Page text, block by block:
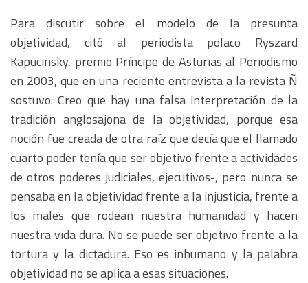
Para discutir sobre el modelo de la presunta
objetividad, citó al periodista polaco Ryszard
Kapucinsky, premio Príncipe de Asturias al Periodismo
en 2003, que en una reciente entrevista a la revista Ñ
sostuvo: Creo que hay una falsa interpretación de la
tradición anglosajona de la objetividad, porque esa
noción fue creada de otra raíz que decía que el llamado
cuarto poder tenía que ser objetivo frente a actividades
de otros poderes judiciales, ejecutivos-, pero nunca se
pensaba en la objetividad frente a la injusticia, frente a
los males que rodean nuestra humanidad y hacen
nuestra vida dura. No se puede ser objetivo frente a la
tortura y la dictadura. Eso es inhumano y la palabra
objetividad no se aplica a esas situaciones.